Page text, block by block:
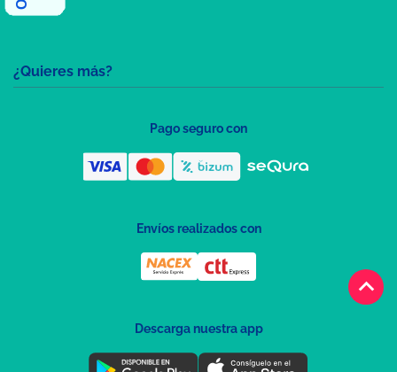
keyboard_arrow_up
¿Quieres más?
Pago seguro con
Envíos realizados con
Descarga nuestra app